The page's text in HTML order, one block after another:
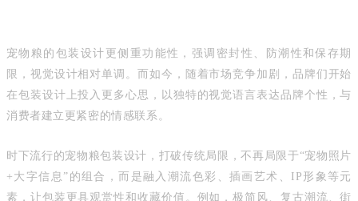
宠物粮的包装设计更侧重功能性，强调密封性、防潮性和保存期
限，视觉设计相对单调。而如今，随着市场竞争加剧，品牌们开始
在包装设计上投入更多心思，以独特的视觉语言表达品牌个性，与
消费者建立更紧密的情感联系。
时下流行的宠物粮包装设计，打破传统局限，不再局限于“宠物照片
+大字信息”的组合，而是融入潮流色彩、插画艺术、IP形象等元
素，让包装更具观赏性和收藏价值。例如，极简风、复古潮流、街